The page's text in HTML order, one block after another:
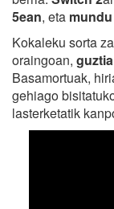
5ean, eta
Kokaleku sorta
oraingoan,
Basamortuak,
gehiago
lasterketatik